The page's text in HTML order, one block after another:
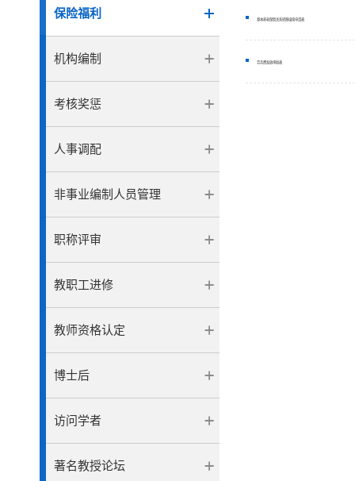
保险福利
机构编制
考核奖惩
人事调配
非事业编制人员管理
职称评审
教职工进修
教师资格认定
博士后
访问学者
著名教授论坛
基本养老保险关系转移接续申请表
劳务费发放审批表